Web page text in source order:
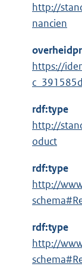
http://
nancien
https://
rdf:type
http://
oduct
rdf:type
E
x
e
r
n
http://
rdf:type
E
x
http://